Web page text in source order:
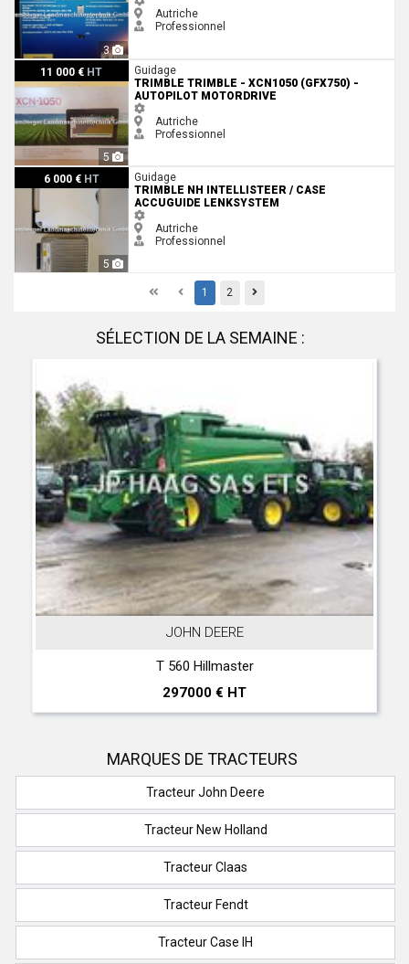
3
Autriche
Professionnel
11 000 € HT
5
Trimble Trimble - XCN1050 (GFX750) -Autopilot Motordrive
Guidage
TRIMBLE TRIMBLE - XCN1050 (GFX750) -
AUTOPILOT MOTORDRIVE
Autriche
Professionnel
6 000 € HT
5
Trimble NH Intellisteer / CASE AccuGuide Lenksystem
Guidage
TRIMBLE NH INTELLISTEER / CASE
ACCUGUIDE LENKSYSTEM
Autriche
Professionnel
FirstPrevious
1 2 Previous
SÉLECTION DE LA SEMAINE :
JOHN DEERE
T 560 Hillmaster
297000 € HT
MARQUES DE TRACTEURS
Tracteur John Deere
Tracteur New Holland
Tracteur Claas
Tracteur Fendt
Tracteur Case IH